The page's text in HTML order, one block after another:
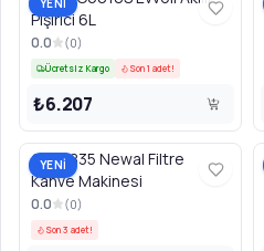
YENİ
Pişirici 6L
0.0 (0)
Ücretsiz Kargo Son 1 adet!
₺6.207
YENİ
COF3835 Newal Filtre
Kahve Makinesi
0.0 (0)
Son 3 adet!